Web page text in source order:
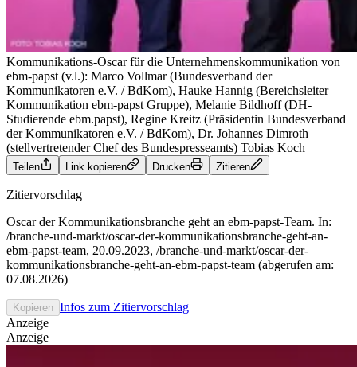
Kommunikations-Oscar für die Unternehmenskommunikation von
ebm-papst (v.l.): Marco Vollmar (Bundesverband der
Kommunikatoren e.V. / BdKom), Hauke Hannig (Bereichsleiter
Kommunikation ebm-papst Gruppe), Melanie Bildhoff (DH-
Studierende ebm.papst), Regine Kreitz (Präsidentin Bundesverband
der Kommunikatoren e.V. / BdKom), Dr. Johannes Dimroth
(stellvertretender Chef des Bundespresseamts) Tobias Koch
Teilen Link kopieren Drucken Zitieren
Zitiervorschlag
Oscar der Kommunikationsbranche geht an ebm-papst-Team. In:
/branche-und-markt/oscar-der-kommunikationsbranche-geht-an-
ebm-papst-team, 20.09.2023, /branche-und-markt/oscar-der-
kommunikationsbranche-geht-an-ebm-papst-team (abgerufen am:
07.08.2026)
Kopieren Infos zum Zitiervorschlag
Anzeige
Anzeige